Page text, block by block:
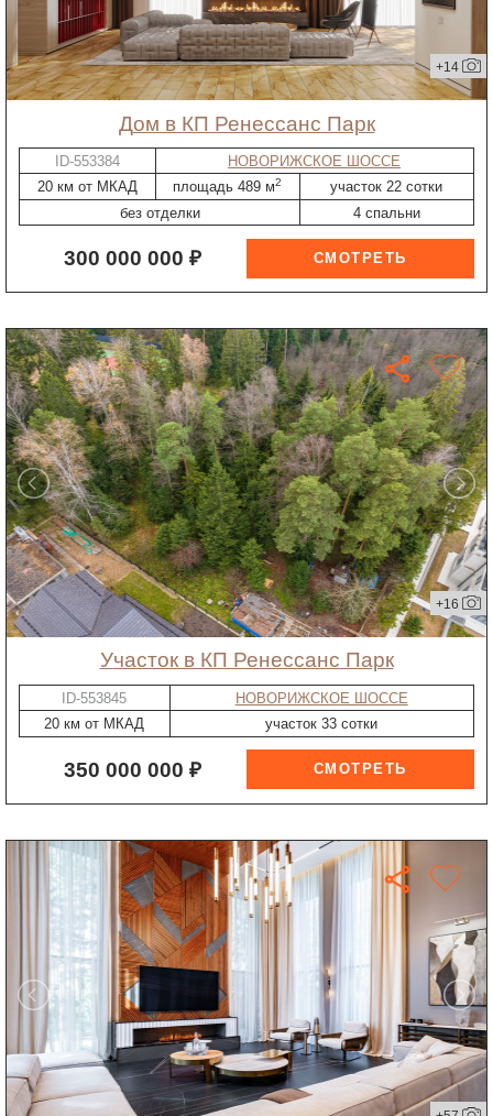
+14
дом в КП Ренессанс Парк
ID-553384
НОВОРИЖСКОЕ ШОССЕ
20 км от МКАД
площадь 489 м2
участок 22 сотки
без отделки
4 спальни
300 000 000 ₽
+16
участок в КП Ренессанс Парк
ID-553845
НОВОРИЖСКОЕ ШОССЕ
20 км от МКАД
участок 33 сотки
350 000 000 ₽